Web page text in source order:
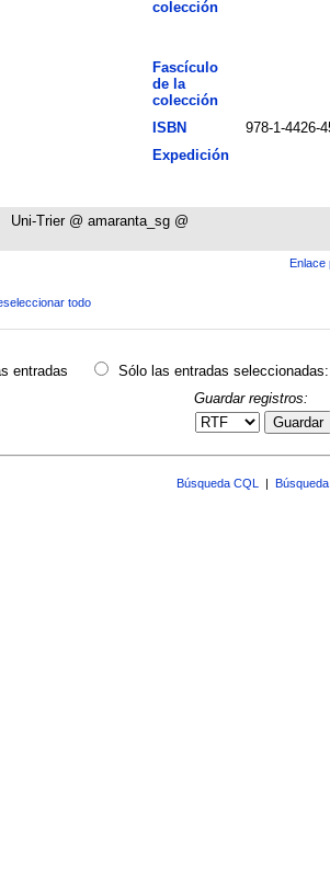
colección
Fascículo
de la
colección
ISBN
978-1-4426-
Expedición
Uni-Trier @ amaranta_sg @
Enlace
todo
entradas
Sólo las entradas seleccionadas:
Guardar registros:
Guardar
Búsqueda CQL